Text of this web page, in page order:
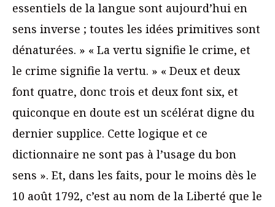
essentiels de la langue sont aujourd’hui en
sens inverse ; toutes les idées primitives sont
dénaturées. » « La vertu signifie le crime, et
le crime signifie la vertu. » « Deux et deux
font quatre, donc trois et deux font six, et
quiconque en doute est un scélérat digne du
dernier supplice. Cette logique et ce
dictionnaire ne sont pas à l’usage du bon
sens ». Et, dans les faits, pour le moins dès le
10 août 1792, c’est au nom de la Liberté que le